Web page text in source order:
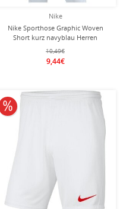
Nike
Nike Sporthose Graphic Woven
Short kurz navyblau Herren
10,49€
9,44€
10% reduziert